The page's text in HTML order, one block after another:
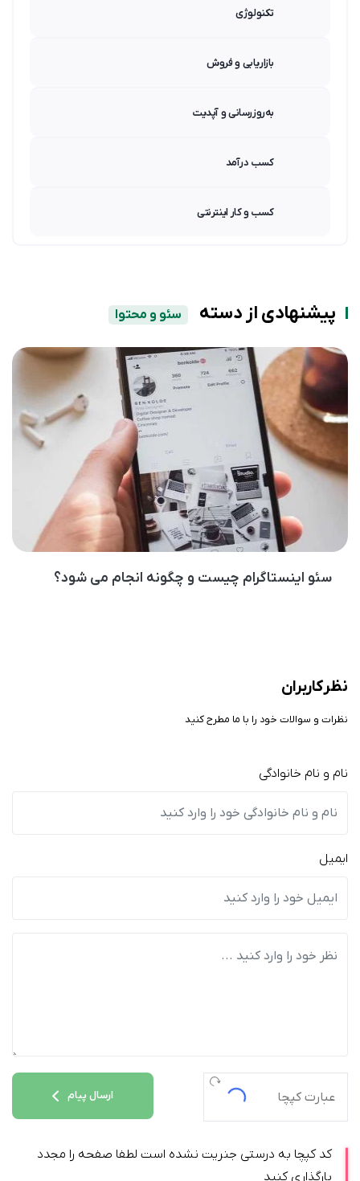
تکنولوژی
بازاریابی و فروش
به‌روزرسانی و آپدیت
کسب درآمد
کسب و کار اینترنتی
پیشنهادی از دسته سئو و محتوا
سئو اینستاگرام چیست و چگونه انجام می شود؟
نظر کاربران
نظرات و سوالات خود را با ما مطرح کنید
نام و نام خانوادگی
ایمیل
ارسال پیام
کد کپچا به درستی جنریت نشده است لطفا صفحه را مجدد
بارگذاری کنید